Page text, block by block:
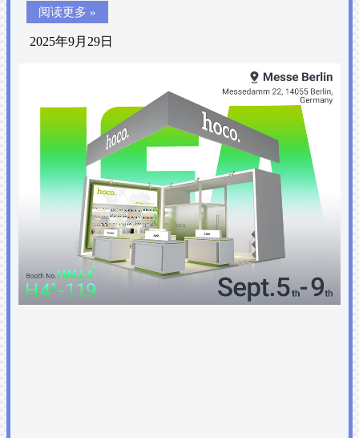
阅读更多 »
2025年9月29日